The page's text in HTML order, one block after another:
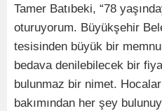
Tamer Batıbeki, “78
oturuyorum. Büyükşehir
tesisinden büyük bir
bedava denilebilecek bir
bulunmaz bir nimet.
bakımından her şey